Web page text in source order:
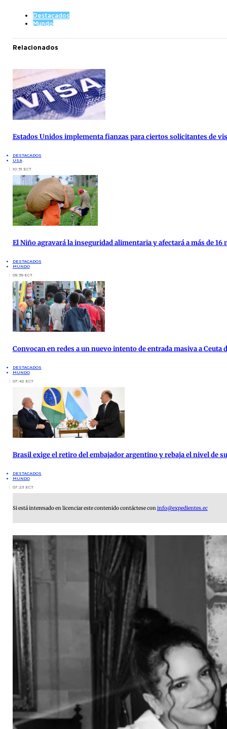
Destacados
Mundo
Relacionados
Estados Unidos implementa fianzas para ciertos solicitantes de
DESTACADOS
USA
10:51 ECT
El Niño agravará la inseguridad alimentaria y afectará a más de
DESTACADOS
MUNDO
09:59 ECT
Convocan en redes a un nuevo intento de entrada masiva a Ceuta
DESTACADOS
MUNDO
07:42 ECT
Brasil exige el retiro del embajador argentino y rebaja el nivel de
DESTACADOS
MUNDO
07:23 ECT
Si está interesado en licenciar este contenido contáctese coninfo@expedientes.ec